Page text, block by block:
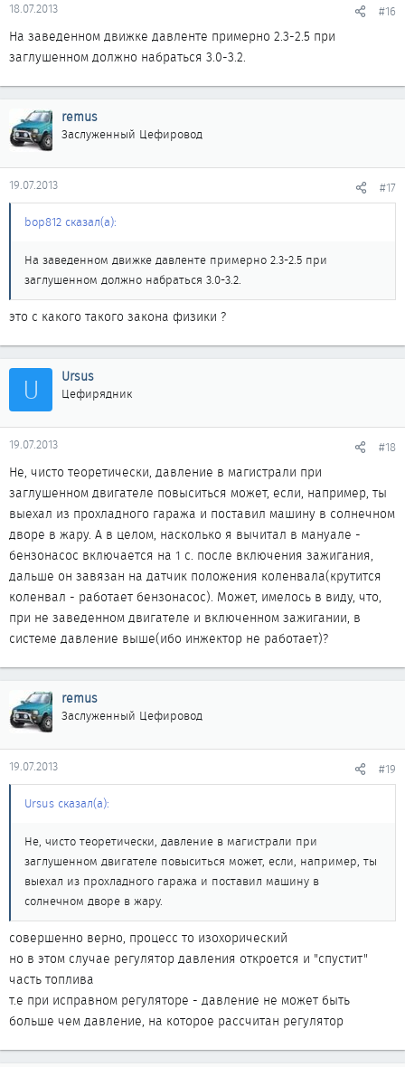
18.07.2013 #16
На заведенном движке давленте примерно 2.3-2.5 при
заглушенном должно набраться 3.0-3.2.
remus
Заслуженный Цефировод
19.07.2013 #17
bop812 сказал(а):
На заведенном движке давленте примерно 2.3-2.5 при
заглушенном должно набраться 3.0-3.2.
это с какого такого закона физики ?
U Ursus
Цефирядник
19.07.2013 #18
Не, чисто теоретически, давление в магистрали при
заглушенном двигателе повыситься может, если, например, ты
выехал из прохладного гаража и поставил машину в солнечном
дворе в жару. А в целом, насколько я вычитал в мануале -
бензонасос включается на 1 с. после включения зажигания,
дальше он завязан на датчик положения коленвала(крутится
коленвал - работает бензонасос). Может, имелось в виду, что,
при не заведенном двигателе и включенном зажигании, в
системе давление выше(ибо инжектор не работает)?
remus
Заслуженный Цефировод
19.07.2013 #19
Ursus сказал(а):
Не, чисто теоретически, давление в магистрали при
заглушенном двигателе повыситься может, если, например, ты
выехал из прохладного гаража и поставил машину в
солнечном дворе в жару.
совершенно верно, процесс то изохорический
но в этом случае регулятор давления откроется и "спустит"
часть топлива
т.е при исправном регуляторе - давление не может быть
больше чем давление, на которое рассчитан регулятор